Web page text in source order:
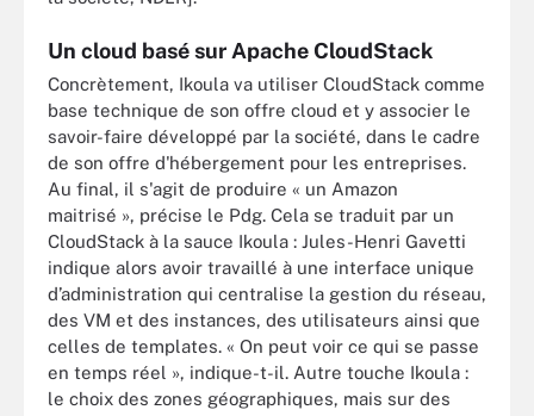
Un cloud basé sur Apache CloudStack
Concrètement, Ikoula va utiliser CloudStack comme
base technique de son offre cloud et y associer le
savoir-faire développé par la société, dans le cadre
de son offre d'hébergement pour les entreprises.
Au final, il s'agit de produire « un Amazon
maitrisé », précise le Pdg. Cela se traduit par un
CloudStack à la sauce Ikoula : Jules-Henri Gavetti
indique alors avoir travaillé à une interface unique
d’administration qui centralise la gestion du réseau,
des VM et des instances, des utilisateurs ainsi que
celles de templates. « On peut voir ce qui se passe
en temps réel », indique-t-il. Autre touche Ikoula :
le choix des zones géographiques, mais sur des